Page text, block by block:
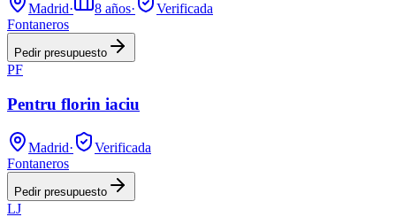
Madrid· 8 años·
Verificada
Fontaneros
Pedir presupuesto
PF
Pentru florin iaciu
Madrid·
Verificada
Fontaneros
Pedir presupuesto
LJ